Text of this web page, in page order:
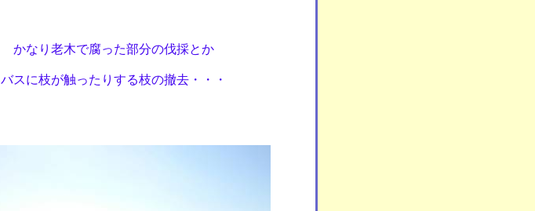
かなり老木で腐った部分の伐採とか
バスに枝が触ったりする枝の撤去・・・